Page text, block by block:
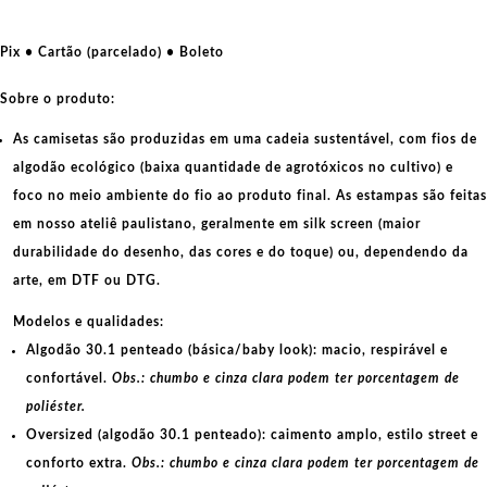
quantidade
Pix • Cartão (parcelado) • Boleto
Sobre o produto:
As camisetas são produzidas em uma cadeia sustentável, com fios de
algodão ecológico (baixa quantidade de agrotóxicos no cultivo) e
foco no meio ambiente do fio ao produto final. As estampas são feitas
em nosso ateliê paulistano, geralmente em silk screen (maior
durabilidade do desenho, das cores e do toque) ou, dependendo da
arte, em DTF ou DTG.
Modelos e qualidades:
Algodão 30.1 penteado (básica/baby look): macio, respirável e
confortável. Obs.: chumbo e cinza clara podem ter porcentagem de
poliéster.
Oversized (algodão 30.1 penteado): caimento amplo, estilo street e
conforto extra. Obs.: chumbo e cinza clara podem ter porcentagem de